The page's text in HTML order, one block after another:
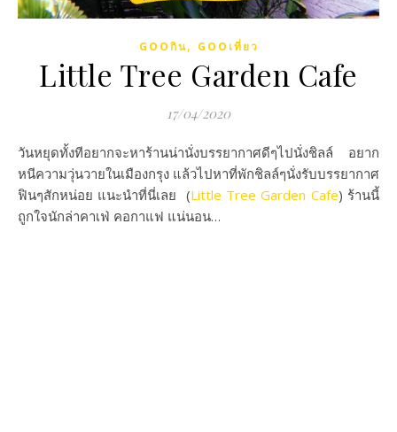
GOOกิน, GOOเที่ยว
Little Tree Garden Cafe
17/04/2020
วันหยุดทั้งทีอยากจะหาร้านน่านั่งบรรยากาศดีๆไปนั่งชิลล์ อยาก
หนีความวุ่นวายในเมืองกรุง แล้วไปหาที่พักชิลล์ๆนั่งรับบรรยากาศ
ฟินๆสักหน่อย แนะนำที่นี่เลย (Little Tree Garden Cafe) ร้านนี้
ถูกใจนักล่าคาเฟ่ คอกาแฟ แน่นอน…